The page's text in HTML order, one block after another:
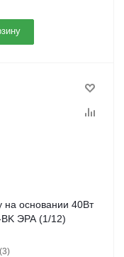
на основании 40Вт
ЭРА (1/12)